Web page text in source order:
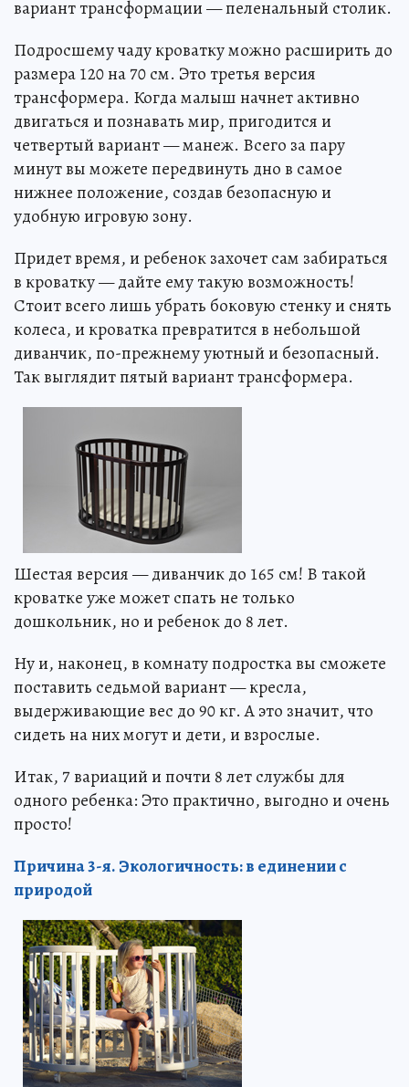
вариант трансформации — пеленальный столик.
Подросшему чаду кроватку можно расширить до
размера 120 на 70 см. Это третья версия
трансформера. Когда малыш начнет активно
двигаться и познавать мир, пригодится и
четвертый вариант — манеж. Всего за пару
минут вы можете передвинуть дно в самое
нижнее положение, создав безопасную и
удобную игровую зону.
Придет время, и ребенок захочет сам забираться
в кроватку — дайте ему такую возможность!
Стоит всего лишь убрать боковую стенку и снять
колеса, и кроватка превратится в небольшой
диванчик, по-прежнему уютный и безопасный.
Так выглядит пятый вариант трансформера.
Шестая версия — диванчик до 165 см! В такой
кроватке уже может спать не только
дошкольник, но и ребенок до 8 лет.
Ну и, наконец, в комнату подростка вы сможете
поставить седьмой вариант — кресла,
выдерживающие вес до 90 кг. А это значит, что
сидеть на них могут и дети, и взрослые.
Итак, 7 вариаций и почти 8 лет службы для
одного ребенка: Это практично, выгодно и очень
просто!
Причина 3-я. Экологичность: в единении с
природой